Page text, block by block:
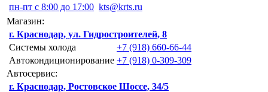
пн-пт с 8:00 до 17:00 kts@krts.ru
Магазин:
г. Краснодар, ул. Гидростроителей, 8
Системы холода
+7 (918) 660-66-44
Автокондиционирование +7 (918) 0-309-309
Автосервис:
г. Краснодар, Ростовское Шоссе, 34/5